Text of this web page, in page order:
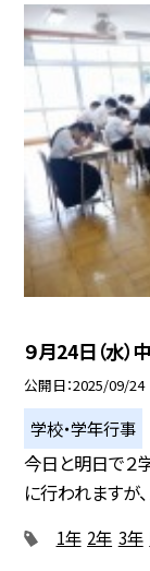
９月24日（水）
公開日 2025/09/24
学校・学年行事
今日と明日で２
に行われますが
1年 2年 3年